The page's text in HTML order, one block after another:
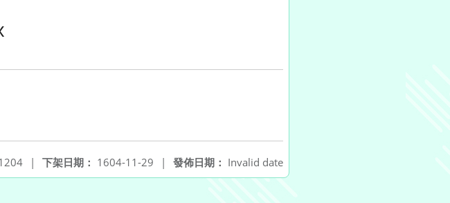
發佈日期： Invalid date
下架日期： 1604-11-29 |
|